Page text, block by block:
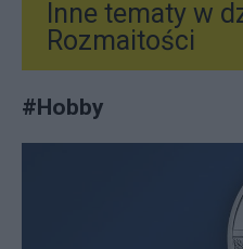
Inne tematy w
Rozmaitości
#Hobby